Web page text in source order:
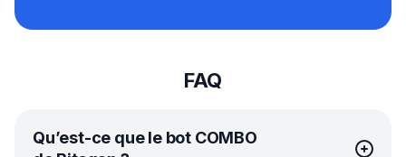
FAQ
Qu’est-ce que le bot COMBO